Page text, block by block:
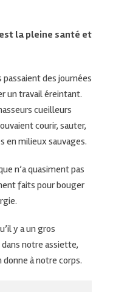
la pleine santé et
passaient des journées
un travail éreintant.
cueilleurs
courir, sauter,
en milieux sauvages.
n’a quasiment pas
faits pour bouger
y a un gros
notre assiette,
à notre corps.